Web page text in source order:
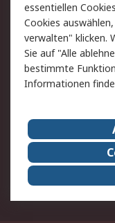
AGB
Cookie-Richtlinie
Copyright/
Karriere bei RS
Qualität/
Event-Center
essentiellen
Cookies
verwalten" klicken.
Sie auf "Alle
bestimmte
Informationen